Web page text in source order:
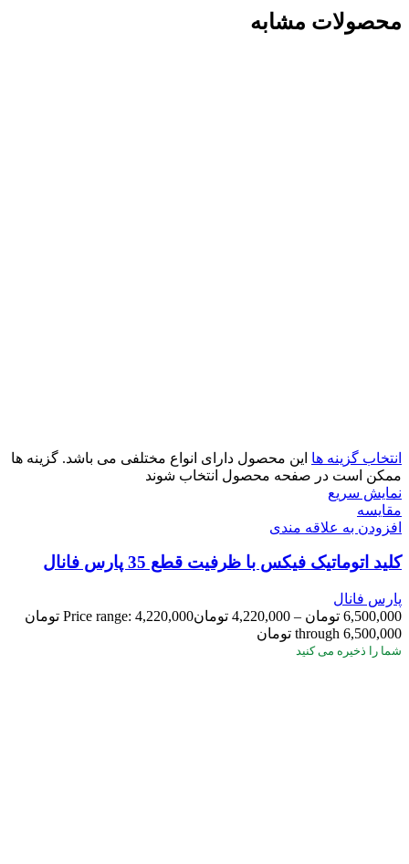
محصولات مشابه
انتخاب گزینه ها این محصول دارای انواع مختلفی می باشد. گزینه ها
ممکن است در صفحه محصول انتخاب شوند
نمایش سریع
مقايسه
افزودن به علاقه مندی
کلید اتوماتیک فیکس با ظرفیت قطع 35 پارس فانال
پارس فانال
6,500,000 تومان –
4,220,000 تومان
Price range: 4,220,000 تومان
through 6,500,000 تومان
شما را ذخیره می کنید